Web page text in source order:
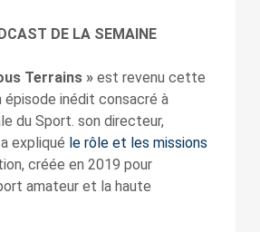
DE LA SEMAINE
Terrains »est revenu cette
épisode inédit consacré à
du Sport. son directeur,
expliqué le rôle et les missions
créée en 2019 pour
amateur et la haute